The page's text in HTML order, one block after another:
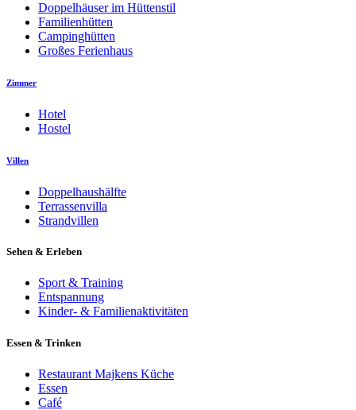
Doppelhäuser im Hüttenstil
Familienhütten
Campinghütten
Großes Ferienhaus
Zimmer
Hotel
Hostel
Villen
Doppelhaushälfte
Terrassenvilla
Strandvillen
Sehen & Erleben
Sport & Training
Entspannung
Kinder- & Familienaktivitäten
Essen & Trinken
Restaurant Majkens Küche
Essen
Café